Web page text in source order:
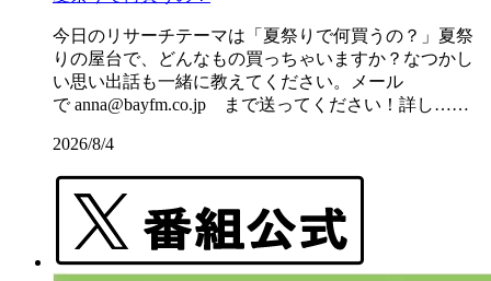
今日のリサーチテーマは「夏祭りで何買うの？」夏祭
りの屋台で、どんなもの買っちゃいますか？なつかし
い思い出話も一緒に教えてください。メール
で anna@bayfm.co.jp まで送ってください！詳し……
2026/8/4